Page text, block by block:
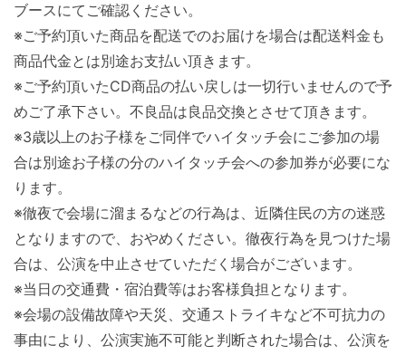
ブースにてご確認ください。
※ご予約頂いた商品を配送でのお届けを場合は配送料金も
商品代金とは別途お支払い頂きます。
※ご予約頂いたCD商品の払い戻しは一切行いませんので予
めご了承下さい。不良品は良品交換とさせて頂きます。
※3歳以上のお子様をご同伴でハイタッチ会にご参加の場
合は別途お子様の分のハイタッチ会への参加券が必要にな
ります。
※徹夜で会場に溜まるなどの行為は、近隣住民の方の迷惑
となりますので、おやめください。徹夜行為を見つけた場
合は、公演を中止させていただく場合がございます。
※当日の交通費・宿泊費等はお客様負担となります。
※会場の設備故障や天災、交通ストライキなど不可抗力の
事由により、公演実施不可能と判断された場合は、公演を